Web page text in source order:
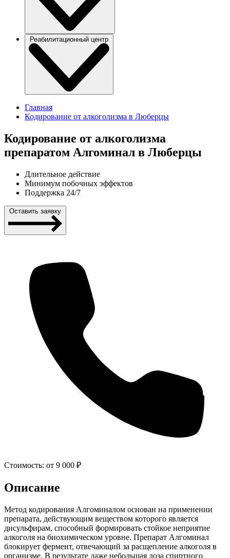
Реабилитационный центр
Главная
Кодирование от алкоголизма в Люберцы
Кодирование от алкоголизма
препаратом Алгоминал в Люберцы
Длительное действие
Минимум побочных эффектов
Поддержка 24/7
Оставить заявку
Стоимость: от 9 000 ₽
Описание
Метод кодирования Алгоминалом основан на применении
препарата, действующим веществом которого является
дисульфирам, способный формировать стойкое неприятие
алкоголя на биохимическом уровне. Препарат Алгоминал
блокирует фермент, отвечающий за расщепление алкоголя в
организме. В результате даже небольшая доза спиртного